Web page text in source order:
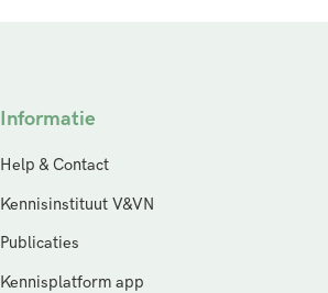
Informatie
Help & Contact
Kennisinstituut V&VN
Publicaties
Kennisplatform app